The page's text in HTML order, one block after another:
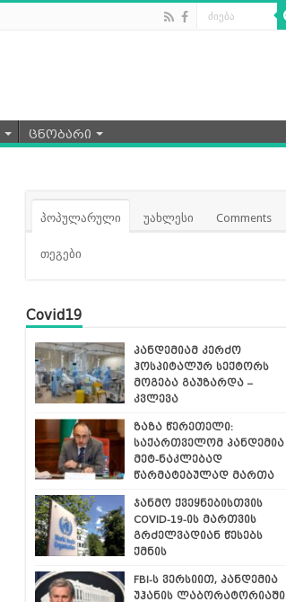
ცნობარი
პოპულარული უახლესი Comments
თეგები
Covid19
პანდემიამ კერძო
ჰოსპიტალურ სექტორს
მოგება გაუზარდა –
კვლევა
ზაზა წერეთელი:
საქართველომ პანდემია
მეტ-ნაკლებად
წარმატებულად მართა
ჯანმო ქვეყნებისთვის
COVID-19-ის მართვის
გრძელვადიან წესებს
ქმნის
FBI-ს ვერსიით, პანდემია
უჰანის ლაბორატორიაში